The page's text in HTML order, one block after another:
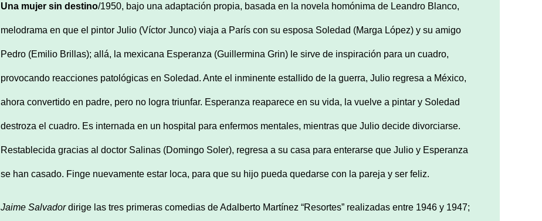
Una mujer sin destino/1950, bajo una adaptación propia, basada en la novela homónima de Leandro Blanco,
melodrama en que el pintor Julio (Víctor Junco) viaja a París con su esposa Soledad (Marga López) y su amigo
Pedro (Emilio Brillas); allá, la mexicana Esperanza (Guillermina Grin) le sirve de inspiración para un cuadro,
provocando reacciones patológicas en Soledad. Ante el inminente estallido de la guerra, Julio regresa a México,
ahora convertido en padre, pero no logra triunfar. Esperanza reaparece en su vida, la vuelve a pintar y Soledad
destroza el cuadro. Es internada en un hospital para enfermos mentales, mientras que Julio decide divorciarse.
Restablecida gracias al doctor Salinas (Domingo Soler), regresa a su casa para enterarse que Julio y Esperanza
se han casado. Finge nuevamente estar loca, para que su hijo pueda quedarse con la pareja y ser feliz.
Jaime Salvadordirige las tres primeras comedias de Adalberto Martínez “Resortes” realizadas entre 1946 y 1947;